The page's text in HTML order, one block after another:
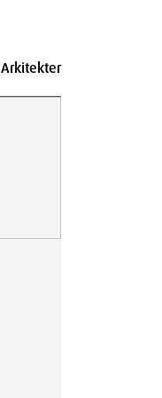
Arkitekter